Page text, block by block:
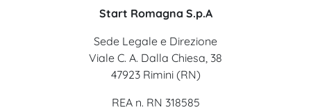
Start Romagna S.p.A
Sede Legale e Direzione
Viale C. A. Dalla Chiesa, 38
47923 Rimini (RN)
REA n. RN 318585